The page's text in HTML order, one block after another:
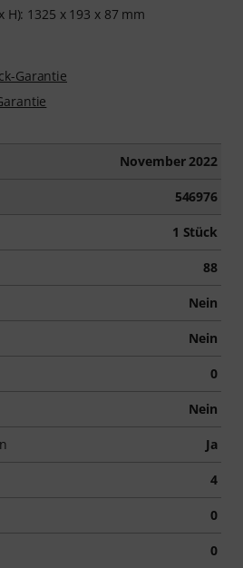
H): 1325 x 193 x 87 mm
Garantie
November 2022
546976
1 Stück
88
Nein
Nein
0
Nein
Ja
4
0
0